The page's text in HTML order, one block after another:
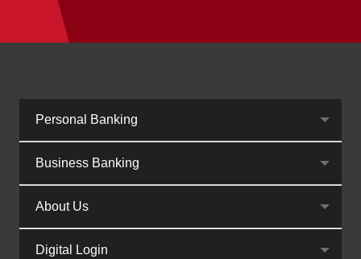
Personal Banking
Business Banking
About Us
Digital Login